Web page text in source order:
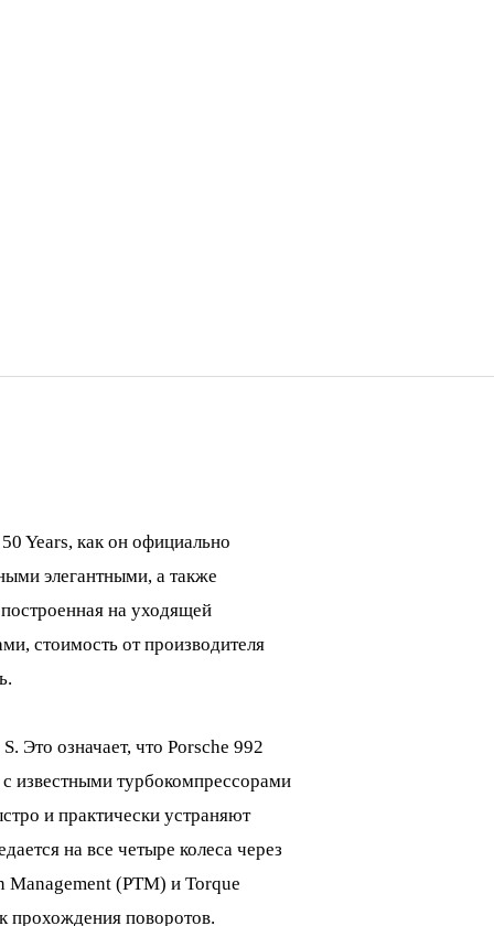
Years, как он официально
элегантными, а также
на уходящей
стоимость от производителя
Это означает, что Porsche 992
известными турбокомпрессорами
и практически устраняют
на все четыре колеса через
Management (PTM) и Torque
прохождения поворотов.